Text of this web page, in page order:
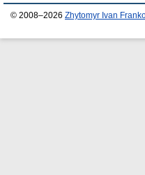
© 2008–2026 Zhytomyr Ivan